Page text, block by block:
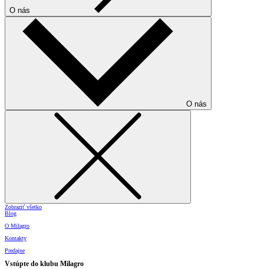
O nás
O nás
Zobraziť všetko
Blog
O Milagro
Kontakty
Predajne
Vstúpte do klubu Milagro